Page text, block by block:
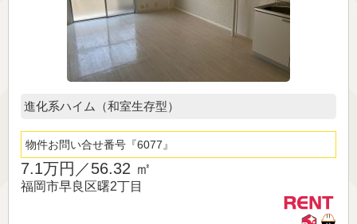
進化系ハイム（和室生存型）
物件お問い合せ番号 6077
7.1万円／56.32 ㎡
福岡市早良区曙2丁目